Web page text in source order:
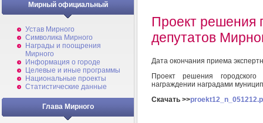
Мирный официальный
Устав Мирного
Символика Мирного
Награды и поощрения
Мирного
Информация о городе
Целевые и иные программы
Национальные проекты
Статистические данные
Глава Мирного
Проект решения
депутатов
Дата окончания приема
Проект решения
награждении наградами
Скачать >>